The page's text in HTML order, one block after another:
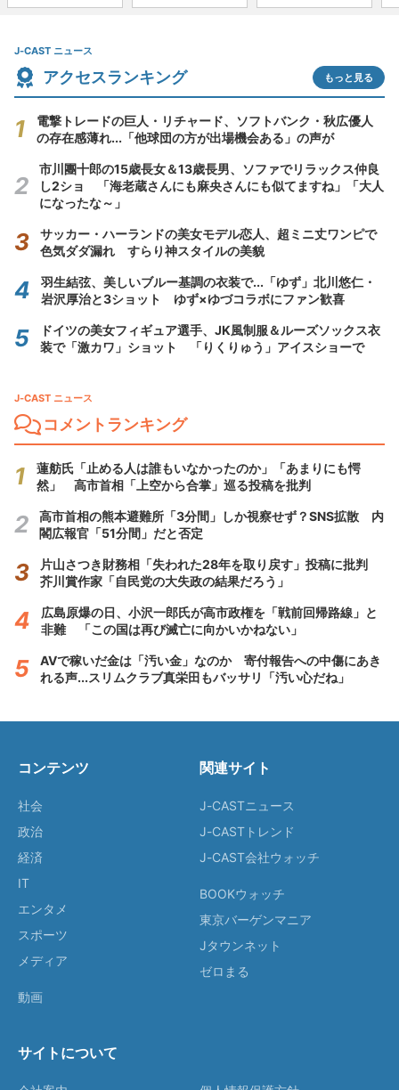
J-CAST ニュース
アクセスランキング もっと見る
電撃トレードの巨人・リチャード、ソフトバンク・秋広優人
の存在感薄れ...「他球団の方が出場機会ある」の声が
市川團十郎の15歳長女＆13歳長男、ソファでリラックス仲良
し2ショ 「海老蔵さんにも麻央さんにも似てますね」「大人
になったな～」
サッカー・ハーランドの美女モデル恋人、超ミニ丈ワンピで
色気ダダ漏れ すらり神スタイルの美貌
羽生結弦、美しいブルー基調の衣装で...「ゆず」北川悠仁・
岩沢厚治と3ショット ゆず×ゆづコラボにファン歓喜
ドイツの美女フィギュア選手、JK風制服＆ルーズソックス衣
装で「激カワ」ショット 「りくりゅう」アイスショーで
J-CAST ニュース
コメントランキング
蓮舫氏「止める人は誰もいなかったのか」「あまりにも愕
然」 高市首相「上空から合掌」巡る投稿を批判
高市首相の熊本避難所「3分間」しか視察せず？SNS拡散 内
閣広報官「51分間」だと否定
片山さつき財務相「失われた28年を取り戻す」投稿に批判
芥川賞作家「自民党の大失政の結果だろう」
広島原爆の日、小沢一郎氏が高市政権を「戦前回帰路線」と
非難 「この国は再び滅亡に向かいかねない」
AVで稼いだ金は「汚い金」なのか 寄付報告への中傷にあき
れる声...スリムクラブ真栄田もバッサリ「汚い心だね」
コンテンツ
社会
政治
経済
IT
エンタメ
スポーツ
メディア
動画
関連サイト
J-CASTニュース
J-CASTトレンド
J-CAST会社ウォッチ
BOOKウォッチ
東京バーゲンマニア
Jタウンネット
ゼロまる
サイトについて